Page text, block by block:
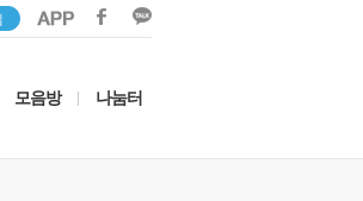
모음방 나눔터